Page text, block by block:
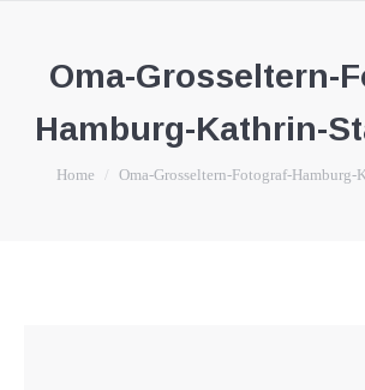
Oma-Grosseltern-
Hamburg-Kathrin-
You are here:
Home Oma-Grosseltern-Fotograf-